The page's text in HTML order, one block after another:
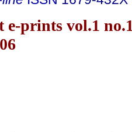
prints vol.1